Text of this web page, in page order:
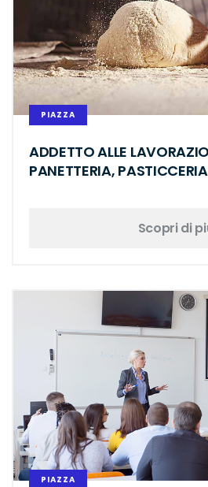
PIAZZA
ADDETTO ALLE
PANETTERIA,
Scopri di
PIAZZA